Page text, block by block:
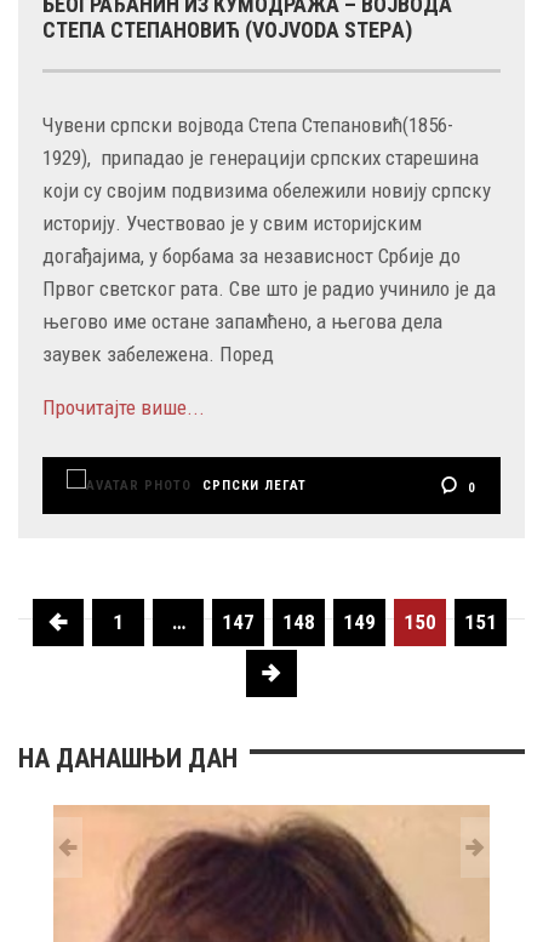
СТЕПА СТЕПАНОВИЋ (VOJVODА STEPА)
Чувени српски војвода Степа Степановић(1856-
1929), припадао је генерацији српских старешина
који су својим подвизима обележили новију српску
историју. Учествовао је у свим историјским
догађајима, у борбама за независност Србије до
Првог светског рата. Све што је радио учинило је да
његово име остане запамћено, а његова дела
заувек забележена. Поред
Прочитајте више...
СРПСКИ ЛЕГАТ 0
1 … 147 148 149 150 151
НА ДАНАШЊИ ДАН